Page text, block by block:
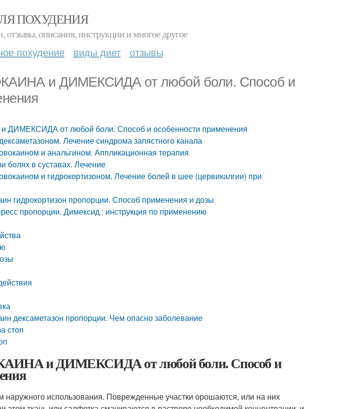
ПОХУДЕНИЯ
отзывы, описания, инструкции и многое другое
похудение виды диет отзывы
и ДИМЕКСИДА от любой боли. Способ и
ДИМЕКСИДА от любой боли. Способ и особенности применения
Лечение синдрома запястного канала
и анальгином. Аппликационная терапия
болях в суставах. Лечение
и гидрокортизоном. Лечение болей в шее (цервикалгии) при
гидрокортизон пропорции. Способ применения и дозы
пропорции. Димексид : инструкция по применению
дексаметазон пропорции. Чем опасно заболевание
стоп
и ДИМЕКСИДА от любой боли. Способ и
наружного использования. Поврежденные участки орошаются, или на них